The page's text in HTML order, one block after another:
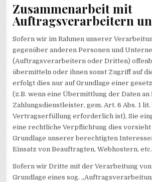
Zusammenarbeit mit
Auftragsverarbeitern
Sofern wir im Rahmen unserer
gegenüber anderen Personen und
(Auftragsverarbeitern oder Dritten)
übermitteln oder ihnen sonst Zugriff auf
erfolgt dies nur auf Grundlage einer
(z.B. wenn eine Übermittlung der Daten an
Zahlungsdienstleister, gem. Art. 6 Abs. 1 lit.
Vertragserfüllung erforderlich ist), Sie
eine rechtliche Verpflichtung dies vorsieht
Grundlage unserer berechtigten
Einsatz von Beauftragten, Webhostern,
Sofern wir Dritte mit der Verarbeitung von
Grundlage eines sog.